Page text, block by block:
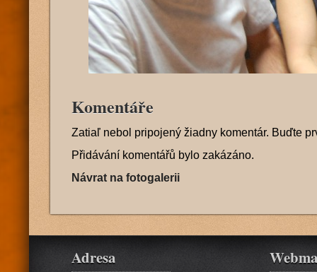
Komentáře
Zatiaľ nebol pripojený žiadny komentár. Buďte
Přidávání komentářů bylo zakázáno.
Návrat na fotogalerii
Adresa